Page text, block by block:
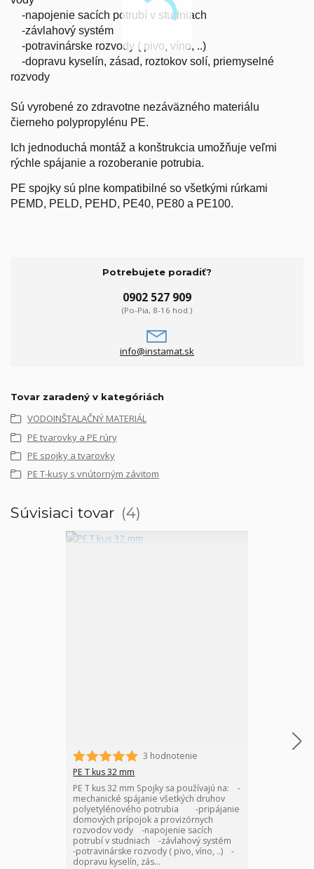
-napojenie sacích potrubí v studniach
-závlahový systém
-potravinárske rozvody ( pivo, víno, ..)
-dopravu kyselín, zásad, roztokov solí, priemyselné
rozvody
Sú vyrobené zo zdravotne nezáväzného materiálu
čierneho polypropylénu PE.
Ich jednoduchá montáž a konštrukcia umožňuje veľmi
rýchle spájanie a rozoberanie potrubia.
PE spojky sú plne kompatibilné so všetkými rúrkami
PEMD, PELD, PEHD, PE40, PE80 a PE100.
Potrebujete poradiť?
0902 527 909
(Po-Pia, 8-16 hod.)
info@instamat.sk
Tovar zaradený v kategóriách
VODOINŠTALAČNÝ MATERIÁL
PE tvarovky a PE rúry
PE spojky a tvarovky
PE T-kusy s vnútorným závitom
Súvisiaci tovar 4
3 hodnotenie
PE T kus 32 mm
PE T kus 32 mm Spojky sa používajú na: -
mechanické spájanie všetkých druhov
polyetylénového potrubia -pripájanie
domových prípojok a provizórnych
rozvodov vody -napojenie sacích
potrubí v studniach -závlahový systém
-potravinárske rozvody ( pivo, víno, ..) -
dopravu kyselín, zás...